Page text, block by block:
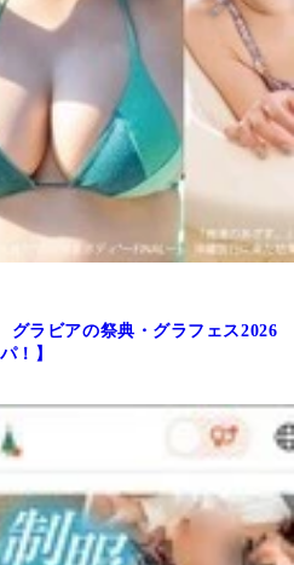
ラビアの祭典・グラフェス2026
！】